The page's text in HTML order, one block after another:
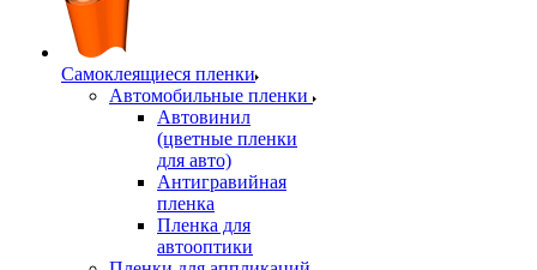
Самоклеящиеся пленки
Автомобильные пленки
Автовинил
(цветные пленки
для авто)
Антигравийная
пленка
Пленка для
автооптики